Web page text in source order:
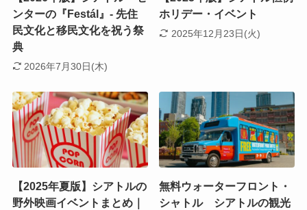
ンターの『Festál』- 先住
民文化と移民文化を祝う祭
典
2026年7月30日(木)
ホリデー・イベント
2025年12月23日(火)
【2025年夏版】シアトルの
野外映画イベントまとめ｜
無料ウォーターフロント・
シャトル シアトルの観光